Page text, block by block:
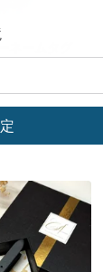
ームタグ